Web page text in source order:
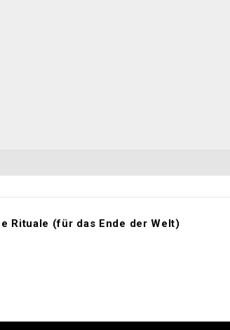
Rituale (für das Ende der Welt)